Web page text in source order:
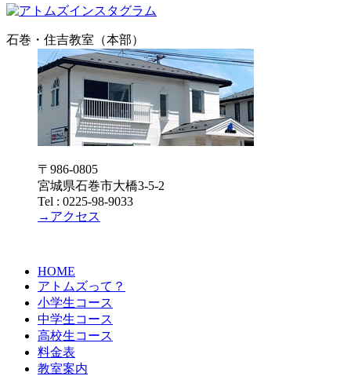
石巻・住吉教室（本部）
〒986-0805
宮城県石巻市大橋3-5-2
Tel : 0225-98-9033
→アクセス
HOME
アトムズって？
小学生コース
中学生コース
高校生コース
料金表
教室案内